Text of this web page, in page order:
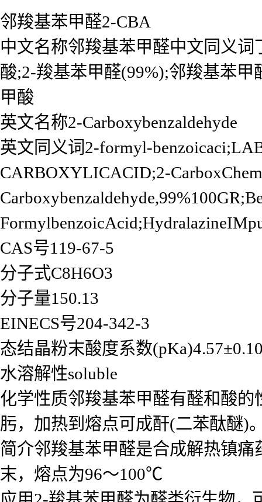
邻羧基苯甲醛2-CBA
中文名称邻羧基苯甲醛中文同义
酸;2-羧基苯甲醛(99%);邻羧基苯
甲酸
英文名称2-Carboxybenzaldehyde
英文同义词2-formyl-
CARBOXYLICACID;2-
CAS号119-67-5
分子式C8H6O3
分子量150.13
EINECS号204-342-3
态结晶粉末酸度系数
水溶解性soluble
化学性质邻羧基苯甲醛有醛和酸
肟，加热到熔点可成酐(二苯酞醚)
简介邻羧基苯甲醛是合成解热镇
末，熔点为96～100℃